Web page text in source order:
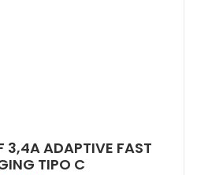
3,4A ADAPTIVE FAST
TIPO C